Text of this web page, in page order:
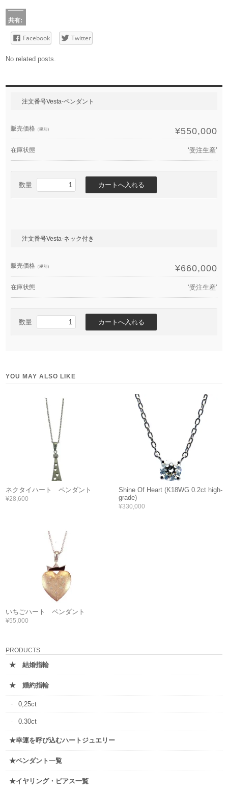
共有:
Facebook Twitter
No related posts.
注文番号Vesta-ペンダント
販売価格 （税別） ¥550,000
在庫状態 ‘受注生産’
数量
注文番号Vesta-ネック付き
販売価格 （税別） ¥660,000
在庫状態 ‘受注生産’
数量
YOU MAY ALSO LIKE
ネクタイハート ペンダント
¥28,600
Shine Of Heart (K18WG 0.2ct high-
grade)
¥330,000
いちごハート ペンダント
¥55,000
PRODUCTS
★ 結婚指輪
★ 婚約指輪
0,25ct
0.30ct
★幸運を呼び込むハートジュエリー
★ペンダント一覧
★イヤリング・ピアス一覧